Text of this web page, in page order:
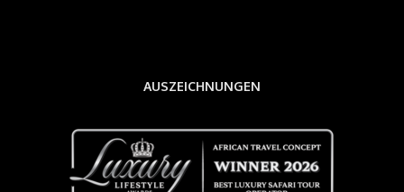
AUSZEICHNUNGEN